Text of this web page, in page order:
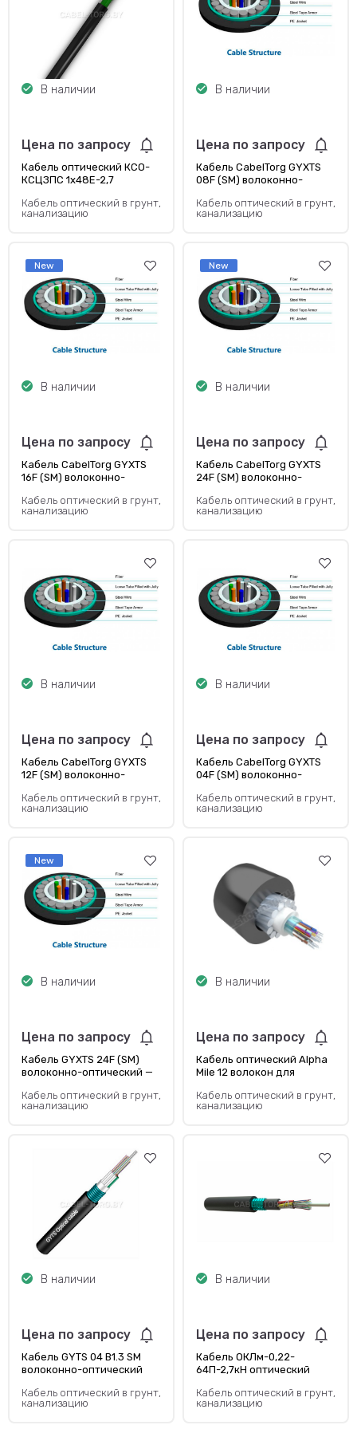
В наличии
Цена по запросу
Кабель оптический КСО-
КСЦЗПС 1x48Е-2,7
Кабель оптический в грунт,
канализацию
В наличии
Цена по запросу
Кабель CabelTorg GYXTS
08F (SM) волоконно-
одномодовый
Кабель оптический в грунт,
канализацию
New
В наличии
Цена по запросу
Кабель CabelTorg GYXTS
16F (SM) волоконно-
одномодовый
Кабель оптический в грунт,
канализацию
New
В наличии
Цена по запросу
Кабель CabelTorg GYXTS
24F (SM) волоконно-
одномодовый
Кабель оптический в грунт,
канализацию
В наличии
Цена по запросу
Кабель CabelTorg GYXTS
12F (SM) волоконно-
одномодовый
Кабель оптический в грунт,
канализацию
В наличии
Цена по запросу
Кабель CabelTorg GYXTS
04F (SM) волоконно-
одномодовый
Кабель оптический в грунт,
канализацию
New
В наличии
Цена по запросу
Кабель GYXTS 24F (SM)
волоконно-оптический —
Кабель оптический в грунт,
канализацию
В наличии
Цена по запросу
Кабель оптический Alpha
Mile 12 волокон для
Кабель оптический в грунт,
канализацию
В наличии
Цена по запросу
Кабель GYTS 04 B1.3 SM
волоконно-оптический
Кабель оптический в грунт,
канализацию
В наличии
Цена по запросу
Кабель ОКЛм-0,22-
64П-2,7кН оптический
Кабель оптический в грунт,
канализацию